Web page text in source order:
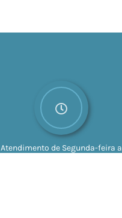
Atendimento de Segunda-feira a